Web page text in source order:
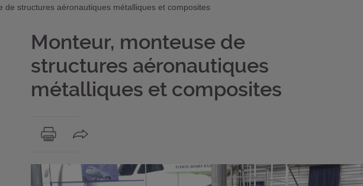
de structures aéronautiques métalliques et composites
Monteur, monteuse de
structures aéronautiques
métalliques et composites